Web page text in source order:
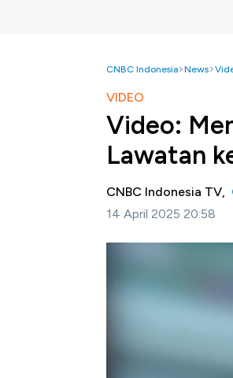
CNBC Indonesia News
VIDEO
Video:
Lawatan
CNBC Indonesia TV,
14 April 2025 20:58
Jakarta, CNBC
Prabowo ke Timur
mulai dari
Selengkapnya
Iqbal dan Sefti